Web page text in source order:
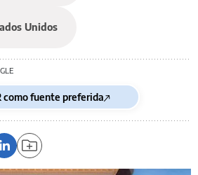
Unidos
como fuente preferida